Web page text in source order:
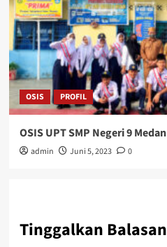
OSIS PROFIL
OSIS UPT SMP Negeri 9 Medan
admin Juni 5, 2023 0
Tinggalkan Balasan